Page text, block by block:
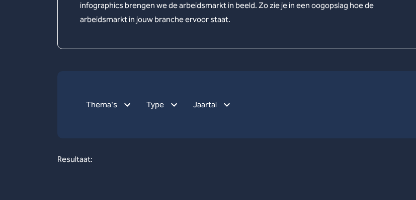
infographics brengen we de arbeidsmarkt in beeld. Zo zie je in een oogopslag hoe de
arbeidsmarkt in jouw branche ervoor staat.
Thema's Type Jaartal
Resultaat: